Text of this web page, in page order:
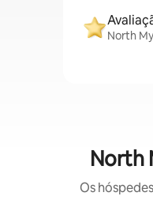
North
North
Os